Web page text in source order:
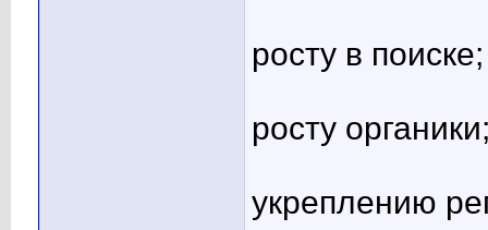
росту в поиске;
росту
укреплению